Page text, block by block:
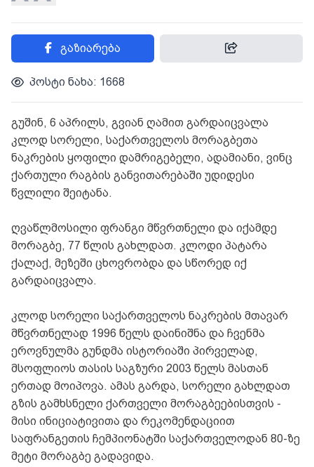
გაზიარება
პოსტი ნახა: 1668
გუშინ, 6 აპრილს, გვიან ღამით გარდაიცვალა
კლოდ სორელი, საქართველოს მორაგბეთა
ნაკრების ყოფილი დამრიგებელი, ადამიანი, ვინც
ქართული რაგბის განვითარებაში უდიდესი
წვლილი შეიტანა.
ღვაწლმოსილი ფრანგი მწვრთნელი და იქამდე
მორაგბე, 77 წლის გახლდათ. კლოდი პატარა
ქალაქ, მეზეში ცხოვრობდა და სწორედ იქ
გარდაიცვალა.
კლოდ სორელი საქართველოს ნაკრების მთავარ
მწვრთნელად 1996 წელს დაინიშნა და ჩვენმა
ეროვნულმა გუნდმა ისტორიაში პირველად,
მსოფლიოს თასის საგზური 2003 წელს მასთან
ერთად მოიპოვა. ამას გარდა, სორელი გახლდათ
გზის გამხსნელი ქართველი მორაგბეებისთვის -
მისი ინიციატივითა და რეკომენდაციით
საფრანგეთის ჩემპიონატში საქართველოდან 80-ზე
მეტი მორაგბე გადავიდა.